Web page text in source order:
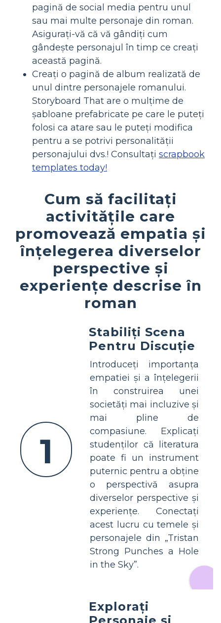
pagină de social media pentru unul
sau mai multe personaje din roman.
Asigurați-vă că vă gândiți cum
gândește personajul în timp ce creați
această pagină.
Creați o pagină de album realizată de
unul dintre personajele romanului.
Storyboard That are o mulțime de
șabloane prefabricate pe care le puteți
folosi ca atare sau le puteți modifica
pentru a se potrivi personalității
personajului dvs.! Consultați scrapbook
templates today!
Cum să facilitați
activitățile care
promovează empatia și
înțelegerea diverselor
perspective și
experiențe descrise în
roman
1
Stabiliți Scena
Pentru Discuție
Introduceți importanța
empatiei și a înțelegerii
în construirea unei
societăți mai incluzive și
mai pline de
compasiune. Explicați
studenților că literatura
poate fi un instrument
puternic pentru a obține
o perspectivă asupra
diverselor perspective și
experiențe. Conectați
acest lucru cu temele și
personajele din „Tristan
Strong Punches a Hole
in the Sky”.
Explorați